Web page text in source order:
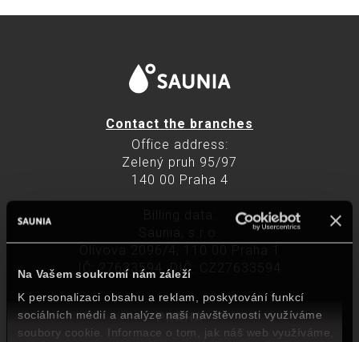
Na Vašem soukromí nám záleží
K personalizaci obsahu a reklam, poskytování funkcí
sociálních médií a analýze naší návštěvnosti využíváme
soubory cookie. Informace o tom, jak náš web využíváme,
Contact the branches
Office address:
Zelený pruh 95/97
140 00 Praha 4
IČ: 27633594, DIČ: CZ27633594
PRAHA